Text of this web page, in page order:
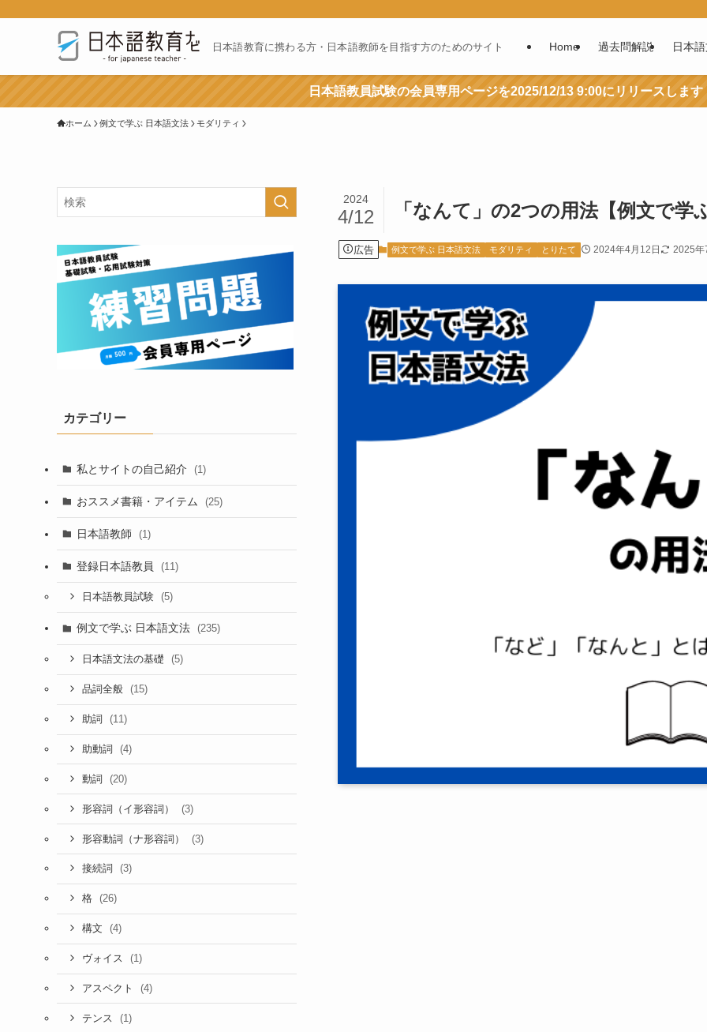
日本語教育に携わる方・日本語教師を目指す方のためのサイト Home 過去問解説 日本
日本語教員試験の会員専用ページを2025/12/13 9:00にリリースします
ホーム 例文で学ぶ 日本語文法 モダリティ
「なんて」の2つの用法【例文で学
2024
4/12
広告 例文で学ぶ 日本語文法 モダリティ とりたて 2024年4月12日 2025年
カテゴリー
私とサイトの自己紹介 (1)
おススメ書籍・アイテム (25)
日本語教師 (1)
登録日本語教員 (11)
日本語教員試験 (5)
例文で学ぶ 日本語文法 (235)
日本語文法の基礎 (5)
品詞全般 (15)
助詞 (11)
助動詞 (4)
動詞 (20)
形容詞（イ形容詞） (3)
形容動詞（ナ形容詞） (3)
接続詞 (3)
格 (26)
構文 (4)
ヴォイス (1)
アスペクト (4)
テンス (1)